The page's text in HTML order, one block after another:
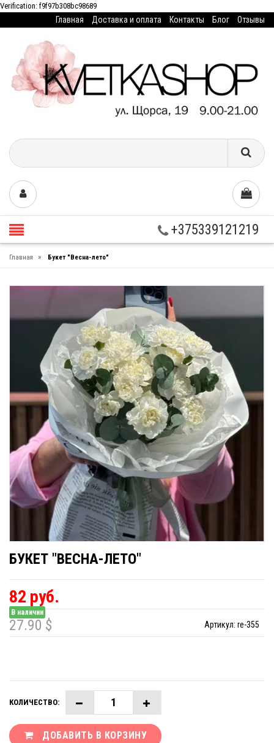
Verification: f9f97b308bc98689
Главная Доставка и оплата Контакты Блог Отзывы
+375339121219
Главная » Букет "Весна-лето"
БУКЕТ "ВЕСНА-ЛЕТО"
82 руб.
В наличии
Артикул: re-355
27.90 $
КОЛИЧЕСТВО:
ДОБАВИТЬ В КОРЗИНУ